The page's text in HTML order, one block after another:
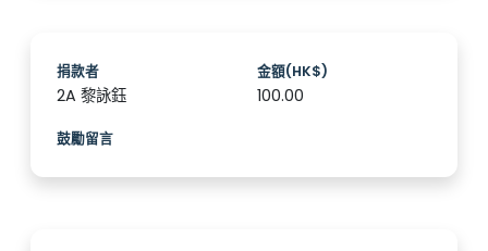
捐款者
2A 黎詠鈺
金額(HK$)
100.00
鼓勵留言